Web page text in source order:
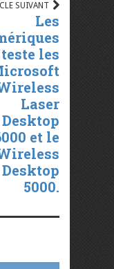
SUIVANT
Les
teste les
Laser
Desktop
et le
Desktop
5000.